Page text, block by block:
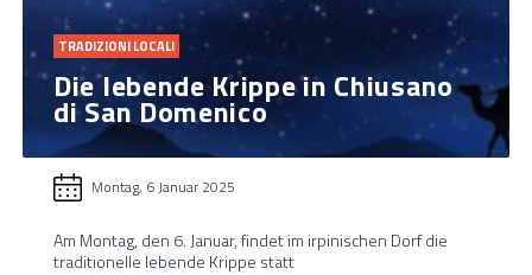
TRADIZIONI LOCALI
Die lebende Krippe in Chiusano
di San Domenico
Montag, 6 Januar 2025
Am Montag, den 6. Januar, findet im irpinischen Dorf die
traditionelle lebende Krippe statt